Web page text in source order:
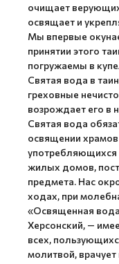
очищает
освящает и
Мы впервые
принятии этого
погружаемы в
Святая вода в
греховные
возрождает его в
Святая вода
освящении
употребляющихся
жилых домов,
предмета. Нас
ходах, при
«Освященная
Херсонский, —
всех,
молитвой,